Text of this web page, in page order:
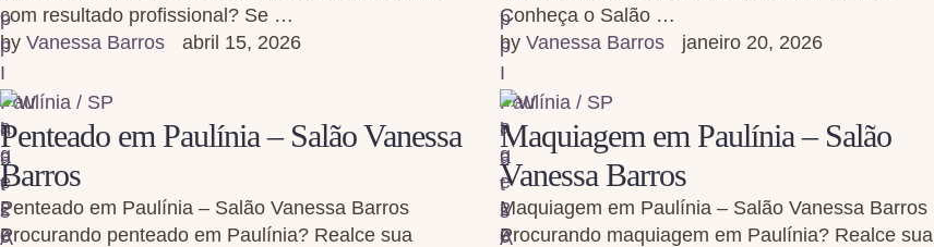
com resultado profissional? Se …
by Vanessa Barros abril 15, 2026
Conheça o Salão …
by Vanessa Barros janeiro 20, 2026
Paulínia / SP
Penteado em Paulínia – Salão Vanessa
Barros
Penteado em Paulínia – Salão Vanessa Barros
Procurando penteado em Paulínia? Realce sua
Paulínia / SP
Maquiagem em Paulínia – Salão
Vanessa Barros
Maquiagem em Paulínia – Salão Vanessa Barros
Procurando maquiagem em Paulínia? Realce sua